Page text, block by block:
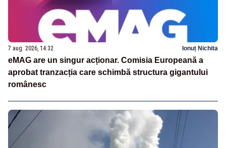
7 aug. 2026, 14:32 Ionuț Nichita
eMAG are un singur acționar. Comisia Europeană a
aprobat tranzacția care schimbă structura gigantului
românesc